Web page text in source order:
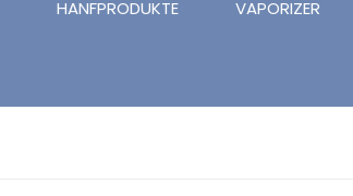
HANFPRODUKTE VAPORIZER